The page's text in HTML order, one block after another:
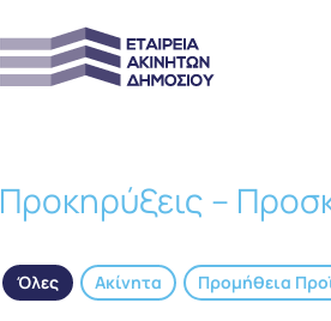
Προκηρύξεις –
Όλες Ακίνητα Προμήθεια